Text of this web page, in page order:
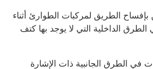
بإفساح الطريق لمركبات الطوارئ أثناء
الطرق الداخلية التي لا يوجد بها كتف
في الطرق الجانبية ذات الإشارة